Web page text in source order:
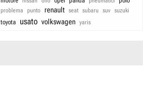
problema punto renault seat subaru suv suzuki
toyota usato volkswagen yaris